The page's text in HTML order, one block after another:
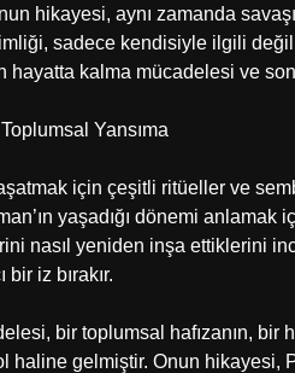
hikayesi, aynı zamanda
sadece kendisiyle ilgili
hayatta kalma mücadelesi ve
Yansıma
için çeşitli ritüeller ve
yaşadığı dönemi anlamak
nasıl yeniden inşa ettiklerini
iz bırakır.
bir toplumsal hafızanın, bir
haline gelmiştir. Onun hikayesi,